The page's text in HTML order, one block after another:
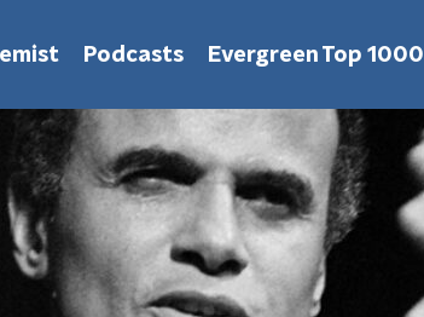
Podcasts Evergreen Top 1000